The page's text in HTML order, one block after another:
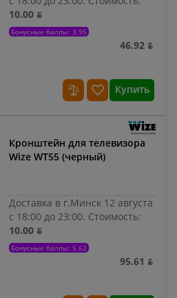
10.00 ƃ
Бонусные баллы: 3.95
46.92 ƃ
Купить
Кронштейн для телевизора
Wize WT55 (черный)
Доставка в г.Минск 12 августа
с 18:00 до 23:00. Стоимость:
10.00 ƃ
Бонусные баллы: 5.62
95.61 ƃ